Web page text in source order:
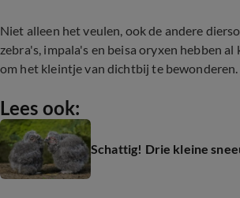
Niet alleen het veulen, ook de andere
zebra's, impala's en beisa oryxen hebben
om het kleintje van dichtbij te bewonderen.
Lees ook:
Schattig! Drie kleine